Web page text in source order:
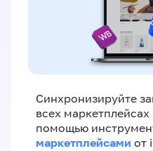
Синхронизируйте
всех
помощью
маркетплейсами от